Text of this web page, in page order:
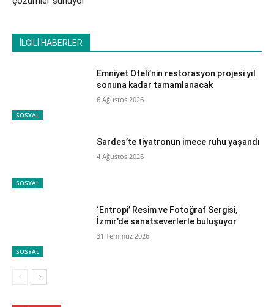
İLGİLİ HABERLER
SOSYAL
Emniyet Oteli’nin restorasyon projesi yıl
sonuna kadar tamamlanacak
6 Ağustos 2026
SOSYAL
Sardes’te tiyatronun imece ruhu yaşandı
4 Ağustos 2026
SOSYAL
‘Entropi’ Resim ve Fotoğraf Sergisi,
İzmir’de sanatseverlerle buluşuyor
31 Temmuz 2026